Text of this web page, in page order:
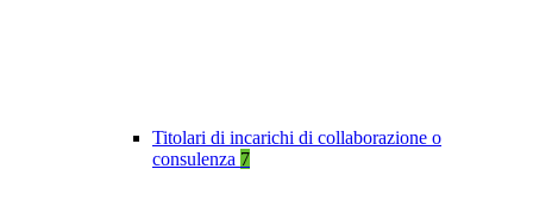
Titolari di incarichi di collaborazione o
consulenza 7